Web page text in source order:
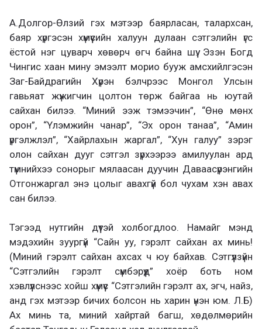
А.Долгор-Өлзий гэх мэтээр баярласан, талархсан,
баяр хүргэсэн хүмүүсийн халуун дулаан сэтгэлийн үгс
ёстой нэг цуварч хөвөрч өгч байна шүү. Эзэн Богд
Чингис хаан мину эмээлт морио бууж амсхийлгэсэн
Заг-Байдрагийн Хүрэн бэлчрээс Монгол Улсын
гавьяат жүжигчин цолтон төрж байгаа нь юутай
сайхан билээ. “Миний ээж тэмээчин”, “Өнө мөнх
орон”, “Үлэмжийн чанар”, “Эх орон танаа”, “Амин
үргэлжлэл”, “Хайрлахын жаргал”, “Хун галуу” зэрэг
олон сайхан дууг сэтгэл зүрхээрээ амилуулан ард
түмнийхээ сонорыг мялаасан дуучин Даваасүрэнгийн
Отгонжаргал энэ цолыг авахгүй бол чухам хэн авах
сан билээ.
Тэгээд нутгийн дүүтэй холбогдлоо. Намайг мэнд
мэдэхийн зуургүй “Сайн уу, гэрэлт сайхан ах минь!
(Миний гэрэлт сайхан ахсах ч юу байхав. Сэтгүүлзүйн
“Сэтгэлийн гэрэлт сүмбэрүүд” хоёр боть ном
хэвлүүлснээс хойш хүмүүс “Сэтгэлийн гэрэлт ах, эгч, найз,
анд гэх мэтээр бичих болсон нь харин үнэн юм. Л.Б)
Ах минь та, миний хайртай багш, хөдөлмөрийн